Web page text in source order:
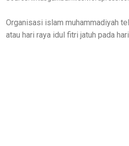
Organisasi islam muhammadiyah
atau hari raya idul fitri jatuh pada